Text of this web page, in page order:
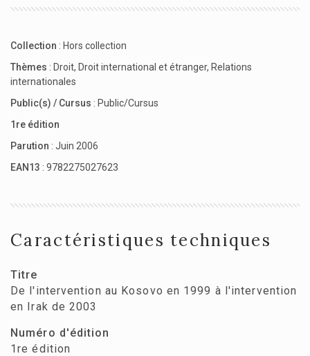
Collection : Hors collection
Thèmes : Droit, Droit international et étranger, Relations
internationales
Public(s) / Cursus : Public/Cursus
1re édition
Parution : Juin 2006
EAN13 : 9782275027623
Caractéristiques techniques
Titre
De l'intervention au Kosovo en 1999 à l'intervention
en Irak de 2003
Numéro d'édition
1re édition